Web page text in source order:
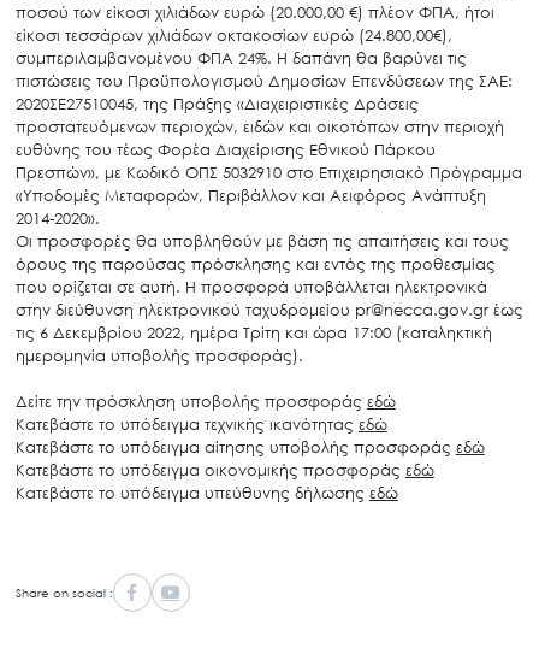
ποσού των είκοσι χιλιάδων ευρώ (20.000,00 €) πλέον ΦΠΑ, ήτοι
είκοσι τεσσάρων χιλιάδων οκτακοσίων ευρώ (24.800,00€),
συμπεριλαμβανομένου ΦΠΑ 24%. Η δαπάνη θα βαρύνει τις
πιστώσεις του Προϋπολογισμού Δημοσίων Επενδύσεων της ΣΑΕ:
2020ΣΕ27510045, της Πράξης «Διαχειριστικές Δράσεις
προστατευόμενων περιοχών, ειδών και οικοτόπων στην περιοχή
ευθύνης του τέως Φορέα Διαχείρισης Εθνικού Πάρκου
Πρεσπών», με Κωδικό ΟΠΣ 5032910 στο Επιχειρησιακό Πρόγραμμα
«Υποδομές Μεταφορών, Περιβάλλον και Αειφόρος Ανάπτυξη
2014-2020».
Οι προσφορές θα υποβληθούν με βάση τις απαιτήσεις και τους
όρους της παρούσας πρόσκλησης και εντός της προθεσμίας
που ορίζεται σε αυτή. Η προσφορά υποβάλλεται ηλεκτρονικά
στην διεύθυνση ηλεκτρονικού ταχυδρομείου pr@necca.gov.gr έως
τις 6 Δεκεμβρίου 2022, ημέρα Τρίτη και ώρα 17:00 (καταληκτική
ημερομηνία υποβολής προσφοράς).
Δείτε την πρόσκληση υποβολής προσφοράς εδώ
Κατεβάστε το υπόδειγμα τεχνικής ικανότητας εδώ
Κατεβάστε το υπόδειγμα αίτησης υποβολής προσφοράς εδώ
Κατεβάστε το υπόδειγμα οικονομικής προσφοράς εδώ
Κατεβάστε το υπόδειγμα υπεύθυνης δήλωσης εδώ
Share on social :